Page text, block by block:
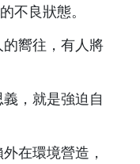
不良狀態。
的嚮往，有人將
，就是強迫自
在環境營造，